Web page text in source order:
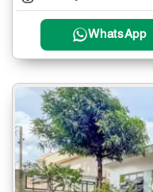
WhatsApp